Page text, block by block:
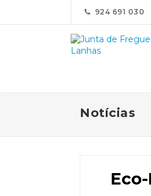
924 691 030
Notícias